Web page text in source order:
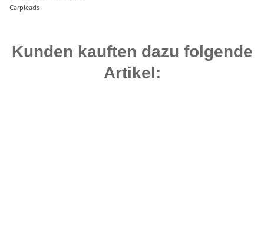
Carpleads
Kunden kauften dazu folgende
Artikel: